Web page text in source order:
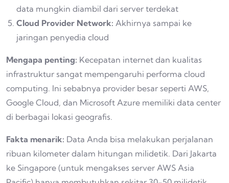
data mungkin diambil dari server terdekat
Cloud Provider Network: Akhirnya sampai ke
jaringan penyedia cloud
Mengapa penting: Kecepatan internet dan kualitas
infrastruktur sangat mempengaruhi performa cloud
computing. Ini sebabnya provider besar seperti AWS,
Google Cloud, dan Microsoft Azure memiliki data center
di berbagai lokasi geografis.
Fakta menarik: Data Anda bisa melakukan perjalanan
ribuan kilometer dalam hitungan milidetik. Dari Jakarta
ke Singapore (untuk mengakses server AWS Asia